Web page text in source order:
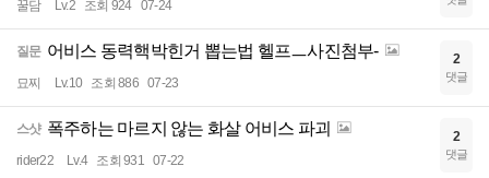
꿀담 Lv.2 조회 924 07-24
질문 어비스 동력핵박힌거 뽑는법 헬프ㅡ사진첨부-
묘찌 Lv.10 조회 886 07-23
2
댓글
스샷 폭주하는 마르지 않는 화살 어비스 파괴
rider22 Lv.4 조회 931 07-22
2
댓글